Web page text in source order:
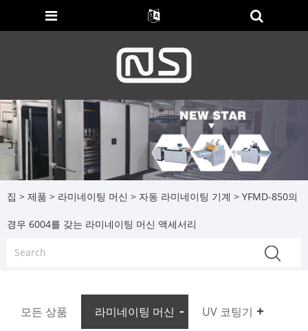
집 > 제품 > 라미네이팅 머신 > 자동 라미네이팅 기계 > YFMD-850의
경우 6004를 갖는 라미네이팅 머신 액세서리
모든 상품 라미네이팅 머신 UV 코팅기